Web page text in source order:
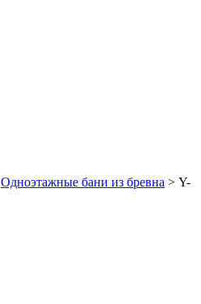
Одноэтажные бани из бревна > Y-